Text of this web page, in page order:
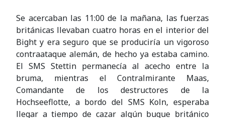
Se acercaban las 11:00 de la mañana, las fuerzas
británicas llevaban cuatro horas en el interior del
Bight y era seguro que se produciría un vigoroso
contraataque alemán, de hecho ya estaba camino.
El SMS Stettin permanecía al acecho entre la
bruma, mientras el Contralmirante Maas,
Comandante de los destructores de la
Hochseeflotte, a bordo del SMS Koln, esperaba
llegar a tiempo de cazar algún buque británico